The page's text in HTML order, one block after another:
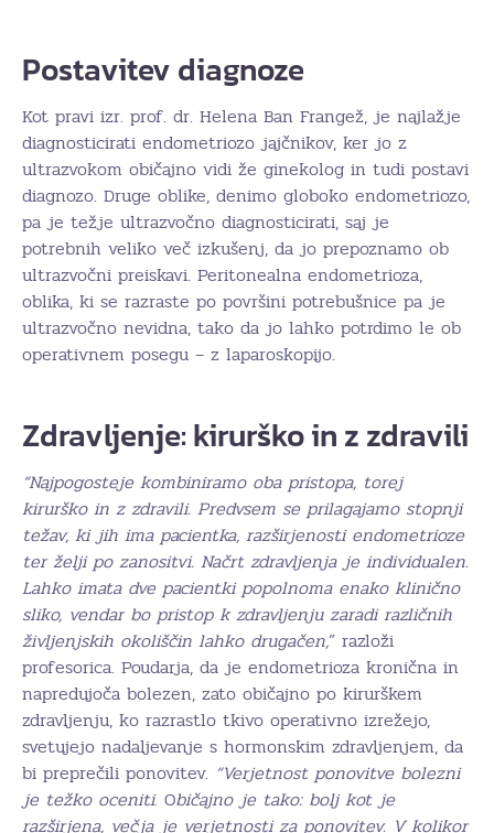
Postavitev diagnoze
Kot pravi izr. prof. dr. Helena Ban Frangež, je najlažje
diagnosticirati endometriozo jajčnikov, ker jo z
ultrazvokom običajno vidi že ginekolog in tudi postavi
diagnozo. Druge oblike, denimo globoko endometriozo,
pa je težje ultrazvočno diagnosticirati, saj je
potrebnih veliko več izkušenj, da jo prepoznamo ob
ultrazvočni preiskavi. Peritonealna endometrioza,
oblika, ki se razraste po površini potrebušnice pa je
ultrazvočno nevidna, tako da jo lahko potrdimo le ob
operativnem posegu – z laparoskopijo.
Zdravljenje: kirurško in z zdravili
“Najpogosteje kombiniramo oba pristopa, torej
kirurško in z zdravili. Predvsem se prilagajamo stopnji
težav, ki jih ima pacientka, razširjenosti endometrioze
ter želji po zanositvi. Načrt zdravljenja je individualen.
Lahko imata dve pacientki popolnoma enako klinično
sliko, vendar bo pristop k zdravljenju zaradi različnih
življenjskih okoliščin lahko drugačen,” razloži
profesorica. Poudarja, da je endometrioza kronična in
napredujoča bolezen, zato običajno po kirurškem
zdravljenju, ko razrastlo tkivo operativno izrežejo,
svetujejo nadaljevanje s hormonskim zdravljenjem, da
bi preprečili ponovitev. “Verjetnost ponovitve bolezni
je težko oceniti. Običajno je tako: bolj kot je
razširjena, večja je verjetnosti za ponovitev. V kolikor